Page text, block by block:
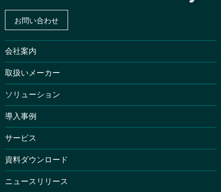
お問い合わせ
会社案内
取扱いメーカー
ソリューション
導入事例
サービス
資料ダウンロード
ニュースリリース